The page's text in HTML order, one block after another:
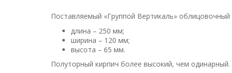
Поставляемый «Группой Вертикаль»
длина – 250 мм;
ширина – 120 мм;
высота – 65 мм.
Полуторный кирпич более высокий, чем одинарный.